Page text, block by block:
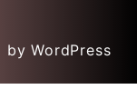
by WordPress